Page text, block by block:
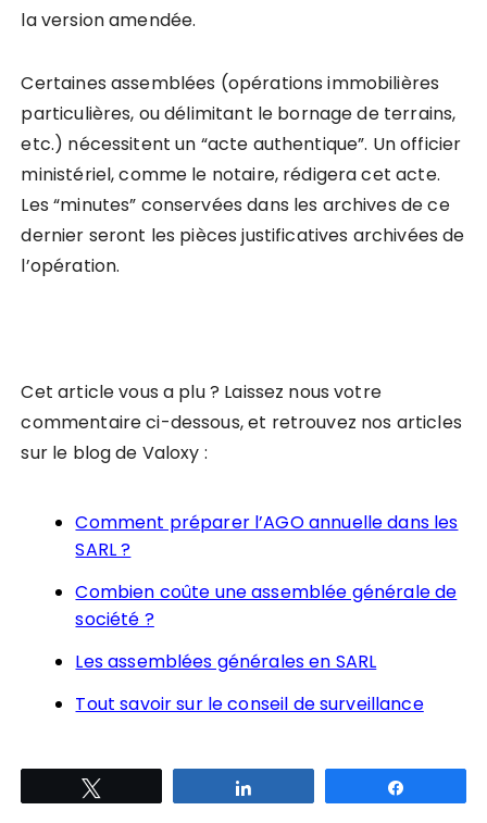
la version amendée.
Certaines assemblées (opérations immobilières
particulières, ou délimitant le bornage de terrains,
etc.) nécessitent un “acte authentique”. Un officier
ministériel, comme le notaire, rédigera cet acte.
Les “minutes” conservées dans les archives de ce
dernier seront les pièces justificatives archivées de
l’opération.
Cet article vous a plu ? Laissez nous votre
commentaire ci-dessous, et retrouvez nos articles
sur le blog de Valoxy :
Comment préparer l’AGO annuelle dans les
SARL ?
Combien coûte une assemblée générale de
société ?
Les assemblées générales en SARL
Tout savoir sur le conseil de surveillance